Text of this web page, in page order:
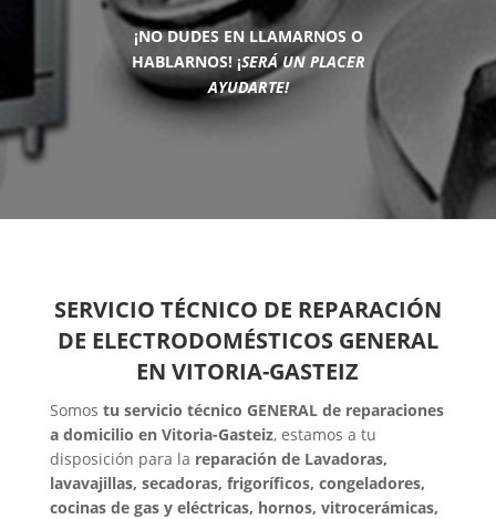
¡NO DUDES EN LLAMARNOS O
HABLARNOS! ¡SERÁ UN PLACER
AYUDARTE!
SERVICIO TÉCNICO DE REPARACIÓN
DE ELECTRODOMÉSTICOS GENERAL
EN VITORIA-GASTEIZ
Somos tu servicio técnico GENERAL de reparaciones
a domicilio en Vitoria-Gasteiz, estamos a tu
disposición para la reparación de Lavadoras,
lavavajillas, secadoras, frigoríficos, congeladores,
cocinas de gas y eléctricas, hornos, vitrocerámicas,